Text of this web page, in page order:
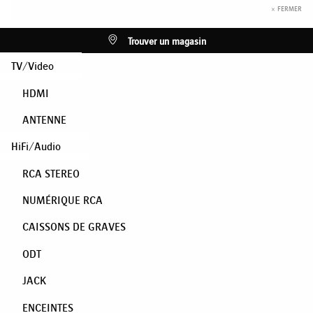
× FERMER
Trouver un magasin
TV/Video
HDMI
ANTENNE
HiFi/Audio
RCA STEREO
NUMÉRIQUE RCA
CAISSONS DE GRAVES
ODT
JACK
ENCEINTES